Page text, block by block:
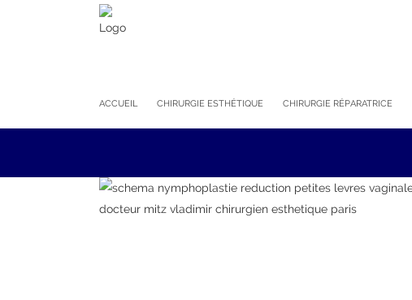
ACCUEIL CHIRURGIE ESTHÉTIQUE CHIRURGIE RÉPARATRICE